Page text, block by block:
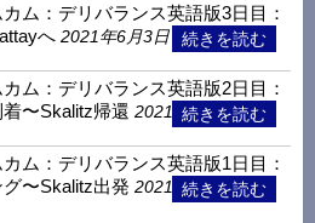
ム：デリバランス英語版3日目：
へ 2021年6月3日
ム：デリバランス英語版2日目：
着〜Skalitz帰還 2021
ム：デリバランス英語版1日目：
〜Skalitz出発 2021